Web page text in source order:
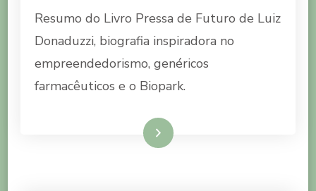
DO
PRESSA
Resumo do Livro Pressa de Futuro de Luiz
Donaduzzi, biografia inspiradora no
empreendedorismo, genéricos
farmacêuticos e o Biopark.
Ler mais